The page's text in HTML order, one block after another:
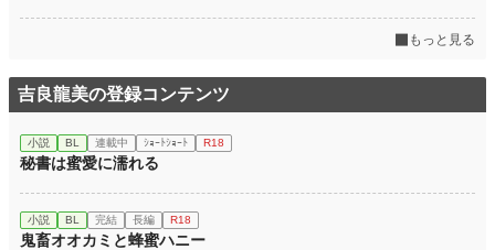
もっと見る
吉良龍美の登録コンテンツ
小説 BL 連載中 ｼｮｰﾄｼｮｰﾄ R18
秘書は蜜愛に濡れる
小説 BL 完結 長編 R18
鬼畜オオカミと蜂蜜ハニー